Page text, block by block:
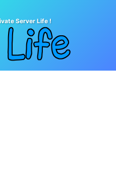
Server Life !